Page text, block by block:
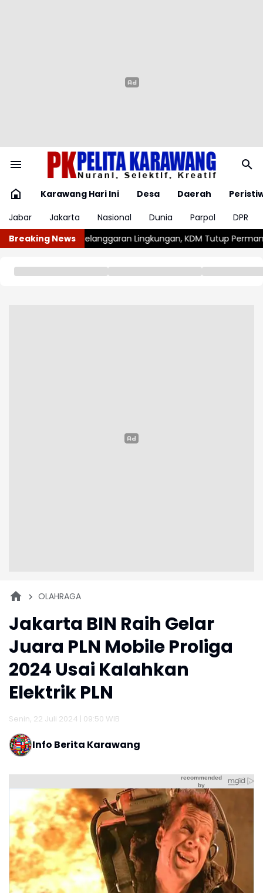
Karawang Hari Ini Desa Daerah
Jabar
Jakarta Nasional Dunia Parpol
DPR
Breaking News
KDM Tutup Permanen Lima Tambang Batu Kapur di
OLAHRAGA
Jakarta BIN Raih Gelar
Juara PLN Mobile Proliga
2024 Usai Kalahkan
Elektrik PLN
Senin, 22 Juli 2024 | 09:50 WIB
Info Berita Karawang